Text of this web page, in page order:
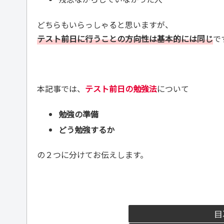
どちらもいらっしゃると思いますが、
テスト前日に行うことの方向性は基本的には同じで
本記事では、 テスト前日の勉強法について
勉強の準備
どう勉強するか
の２つに分けてお伝えします。